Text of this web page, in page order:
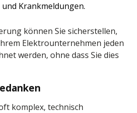
Krankmeldungen.
können Sie sicherstellen,
Elektrounternehmen jeden
werden, ohne dass Sie dies
komplex, technisch